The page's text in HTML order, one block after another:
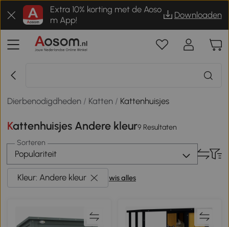
Extra 10% korting met de Aoso
m App!
Downloaden
Dierbenodigdheden / Katten / Kattenhuisjes
Kattenhuisjes Andere kleur9 Resultaten
Sorteren
Populariteit
Kleur: Andere kleur wis alles